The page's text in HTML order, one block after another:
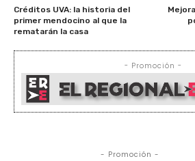
Créditos UVA: la historia del
primer mendocino al que la
rematarán la casa
- Promoción -
- Promoción -